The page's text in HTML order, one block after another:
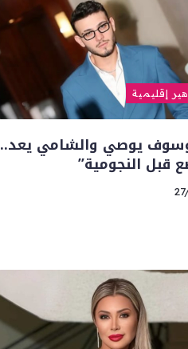
إقليمية
يوصي والشامي يعد..
قبل النجومية”